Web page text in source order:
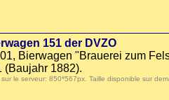
151 der DVZO
Bierwagen "Brauerei zum
(Baujahr 1882).
sur le serveur: 850*567px. Taille disponible sur